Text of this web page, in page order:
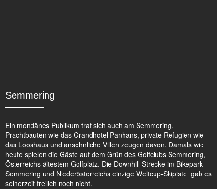
Semmering
Ein mondänes Publikum traf sich auch am Semmering.
Prachtbauten wie das Grandhotel Panhans, private Refugien wie
das Looshaus und ansehnliche Villen zeugen davon. Damals wie
heute spielen die Gäste auf dem Grün des Golfclubs Semmering,
Österreichs ältestem Golfplatz. Die Downhill-Strecke im Bikepark
Semmering und Niederösterreichs einzige Weltcup-Skipiste gab es
seinerzeit freilich noch nicht.